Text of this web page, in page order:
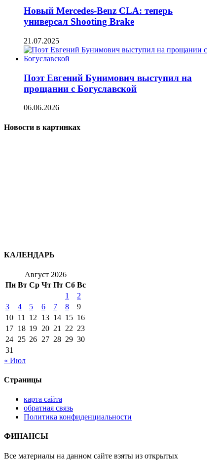
Новый Mercedes-Benz CLA: теперь
универсал Shooting Brake
21.07.2025
Поэт Евгений Бунимович выступил на
прощании с Богуславской
06.06.2026
Новости в картинках
КАЛЕНДАРЬ
Август 2026
Пн Вт Ср Чт Пт Сб Вс
1
2
3
4 5 6 7 8
9
10 11 12 13 14 15 16
17 18 19 20 21 22 23
24 25 26 27 28 29 30
31
« Июл
Страницы
карта сайта
обратная связь
Политика конфиденциальности
ФИНАНСЫ
Все материалы на данном сайте взяты из открытых